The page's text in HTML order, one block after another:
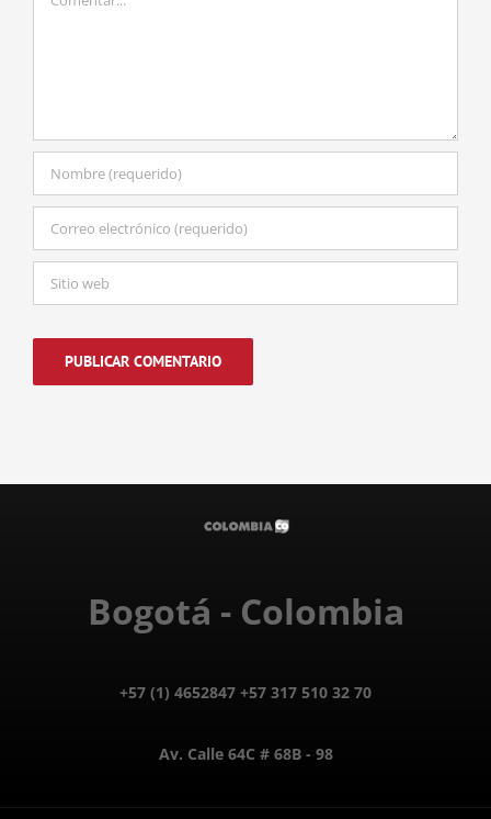
Bogotá - Colombia
+57 (1) 4652847 +57 317 510 32 70
Av. Calle 64C # 68B - 98